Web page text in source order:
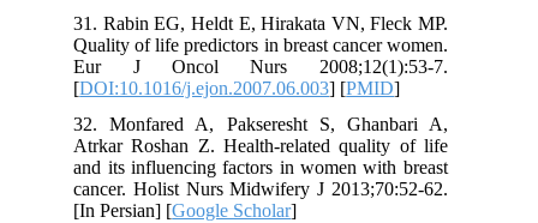
31. Rabin EG, Heldt E, Hirakata VN, Fleck MP.
Quality of life predictors in breast cancer women.
Eur J Oncol Nurs 2008;12(1):53-7.
[DOI:10.1016/j.ejon.2007.06.003] [PMID
32. Monfared A, Pakseresht S, Ghanbari A,
Atrkar Roshan Z. Health-related quality of life
and its influencing factors in women with breast
cancer. Holist Nurs Midwifery J 2013;70:52-62.
[In Persian] [Google Scholar